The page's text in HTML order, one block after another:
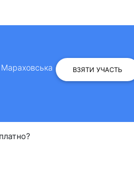
Мараховська
ВЗЯТИ УЧАСТЬ